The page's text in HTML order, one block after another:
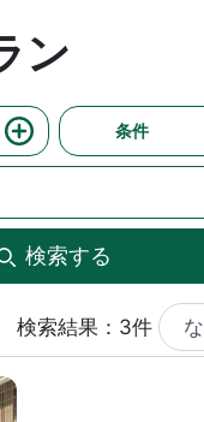
ン
条件
検索する
検索結果：3件